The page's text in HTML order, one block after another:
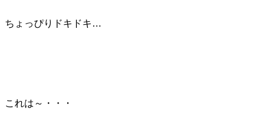
ちょっぴりドキドキ…
これは～・・・